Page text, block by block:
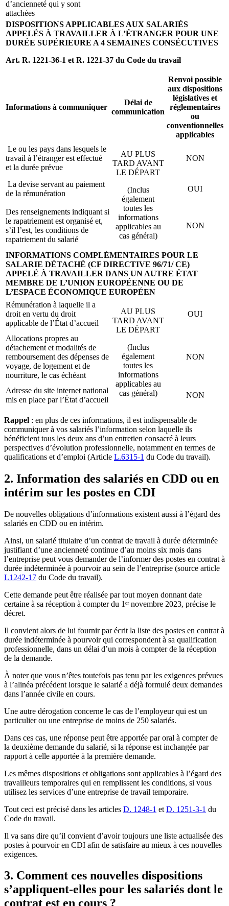
d’ancienneté qui y sont
attachées
DISPOSITIONS APPLICABLES AUX SALARIÉS
APPELÉS À TRAVAILLER À L’ÉTRANGER POUR UNE
DURÉE SUPÉRIEURE A 4 SEMAINES CONSÉCUTIVES
Art. R. 1221-36-1 et R. 1221-37 du Code du travail
Informations à communiquer
Délai de
communication
Renvoi possible
aux dispositions
législatives et
réglementaires
ou
conventionnelles
applicables
Le ou les pays dans lesquels le
travail à l’étranger est effectué
et la durée prévue
AU PLUS
TARD AVANT
LE DÉPART
(Inclus
également
toutes les
informations
applicables au
cas général)
NON
La devise servant au paiement
de la rémunération
OUI
Des renseignements indiquant si
le rapatriement est organisé et,
s’il l’est, les conditions de
rapatriement du salarié
NON
INFORMATIONS COMPLÉMENTAIRES POUR LE
SALARIE DÉTACHÉ (CF DIRECTIVE 96/71/ CE)
APPELÉ À TRAVAILLER DANS UN AUTRE ÉTAT
MEMBRE DE L’UNION EUROPÉENNE OU DE
L’ESPACE ÉCONOMIQUE EUROPÉEN
Rémunération à laquelle il a
droit en vertu du droit
applicable de l’État d’accueil
AU PLUS
TARD AVANT
LE DÉPART
(Inclus
également
toutes les
informations
applicables au
cas général)
OUI
Allocations propres au
détachement et modalités de
remboursement des dépenses de
voyage, de logement et de
nourriture, le cas échéant
NON
Adresse du site internet national
mis en place par l’État d’accueil
NON
Rappel : en plus de ces informations, il est indispensable de
communiquer à vos salariés l’information selon laquelle ils
bénéficient tous les deux ans d’un entretien consacré à leurs
perspectives d’évolution professionnelle, notamment en termes de
qualifications et d’emploi (Article L.6315-1 du Code du travail).
2. Information des salariés en CDD ou en
intérim sur les postes en CDI
De nouvelles obligations d’informations existent aussi à l’égard des
salariés en CDD ou en intérim.
Ainsi, un salarié titulaire d’un contrat de travail à durée déterminée
justifiant d’une ancienneté continue d’au moins six mois dans
l’entreprise peut vous demander de l’informer des postes en contrat à
durée indéterminée à pourvoir au sein de l’entreprise (source article
L1242-17 du Code du travail).
Cette demande peut être réalisée par tout moyen donnant date
certaine à sa réception à compter du 1ᵉʳ novembre 2023, précise le
décret.
Il convient alors de lui fournir par écrit la liste des postes en contrat à
durée indéterminée à pourvoir qui correspondent à sa qualification
professionnelle, dans un délai d’un mois à compter de la réception
de la demande.
À noter que vous n’êtes toutefois pas tenu par les exigences prévues
à l’alinéa précédent lorsque le salarié a déjà formulé deux demandes
dans l’année civile en cours.
Une autre dérogation concerne le cas de l’employeur qui est un
particulier ou une entreprise de moins de 250 salariés.
Dans ces cas, une réponse peut être apportée par oral à compter de
la deuxième demande du salarié, si la réponse est inchangée par
rapport à celle apportée à la première demande.
Les mêmes dispositions et obligations sont applicables à l’égard des
travailleurs temporaires qui en remplissent les conditions, si vous
utilisez les services d’une entreprise de travail temporaire.
Tout ceci est précisé dans les articles D. 1248-1 et D. 1251-3-1 du
Code du travail.
Il va sans dire qu’il convient d’avoir toujours une liste actualisée des
postes à pourvoir en CDI afin de satisfaire au mieux à ces nouvelles
exigences.
3. Comment ces nouvelles dispositions
s’appliquent-elles pour les salariés dont le
contrat est en cours ?